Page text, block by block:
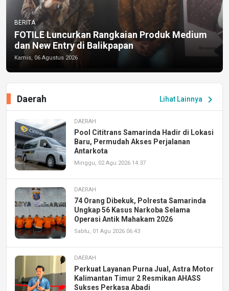
BERITA
FOTILE Luncurkan Rangkaian Produk Medium
dan New Entry di Balikpapan
Kamis, 06 Agustus 2026
Lihat Lainnya chevron_right
Daerah
DAERAH
Pool Cititrans Samarinda Hadir di Lokasi
Baru, Permudah Akses Perjalanan
Antarkota
Minggu, 02 Agu 2026 14:37
DAERAH
74 Orang Dibekuk, Polresta Samarinda
Ungkap 56 Kasus Narkoba Selama
Operasi Antik Mahakam 2026
Sabtu, 01 Agu 2026 06:43
DAERAH
Perkuat Layanan Purna Jual, Astra Motor
Kalimantan Timur 2 Resmikan AHASS
Sukses Perkasa Abadi